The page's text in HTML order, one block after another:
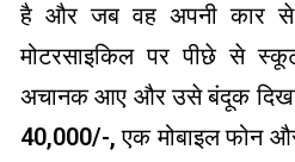
है और जब वह अपनी कार से
मोटरसाइकिल पर पीछे से
अचानक आए और उसे बंदूक
40,000/-, एक मोबाइल फोन